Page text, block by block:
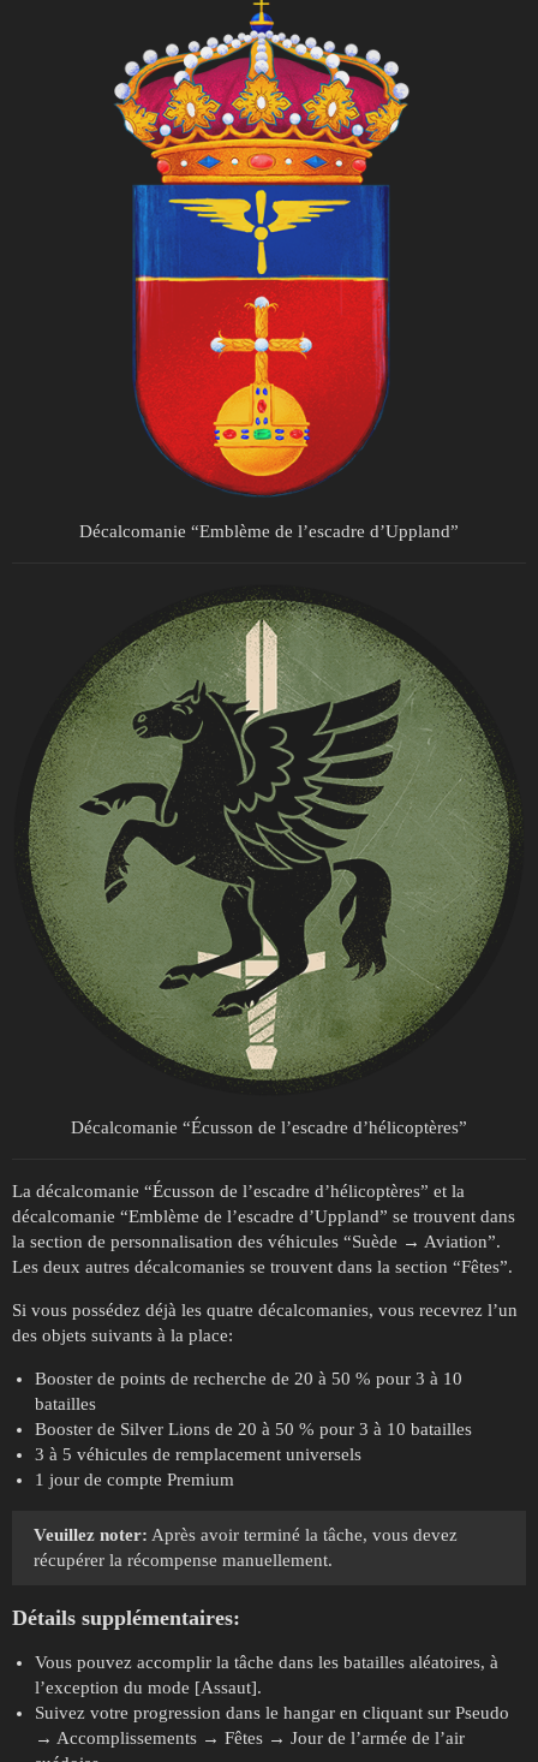
Décalcomanie “Emblème de l’escadre d’Uppland”
Décalcomanie “Écusson de l’escadre d’hélicoptères”
La décalcomanie “Écusson de l’escadre d’hélicoptères” et la
décalcomanie “Emblème de l’escadre d’Uppland” se trouvent dans
la section de personnalisation des véhicules “Suède → Aviation”.
Les deux autres décalcomanies se trouvent dans la section “Fêtes”.
Si vous possédez déjà les quatre décalcomanies, vous recevrez l’un
des objets suivants à la place:
Booster de points de recherche de 20 à 50 % pour 3 à 10
batailles
Booster de Silver Lions de 20 à 50 % pour 3 à 10 batailles
3 à 5 véhicules de remplacement universels
1 jour de compte Premium
Veuillez noter: Après avoir terminé la tâche, vous devez
récupérer la récompense manuellement.
Détails supplémentaires:
Vous pouvez accomplir la tâche dans les batailles aléatoires, à
l’exception du mode [Assaut].
Suivez votre progression dans le hangar en cliquant sur Pseudo
→ Accomplissements → Fêtes → Jour de l’armée de l’air